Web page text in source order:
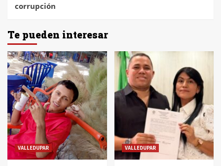
corrupción
Te pueden interesar
VALLEDUPAR VALLEDUPAR